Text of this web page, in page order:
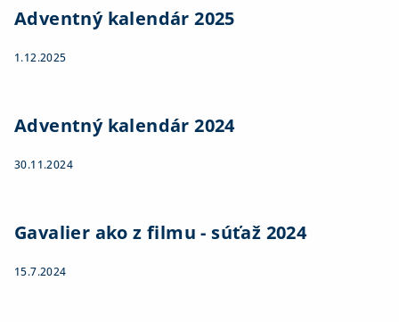
Adventný kalendár 2025
1.12.2025
Adventný kalendár 2024
30.11.2024
Gavalier ako z filmu - súťaž 2024
15.7.2024